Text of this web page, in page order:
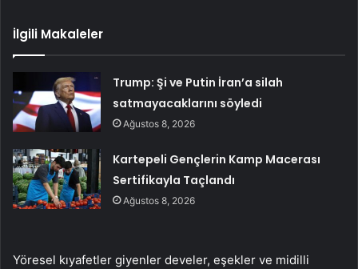
İlgili Makaleler
Trump: Şi ve Putin İran’a silah
satmayacaklarını söyledi
Ağustos 8, 2026
Kartepeli Gençlerin Kamp Macerası
Sertifikayla Taçlandı
Ağustos 8, 2026
Yöresel kıyafetler giyenler develer, eşekler ve midilli